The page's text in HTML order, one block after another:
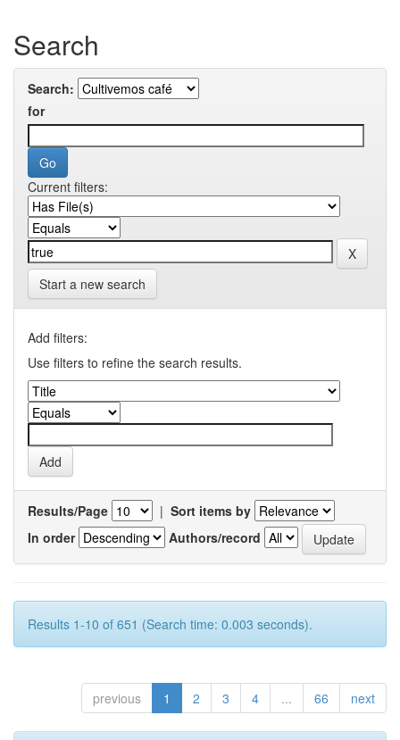
Search
Search:
for
Current filters:
Start a new search
Add filters:
Use filters to refine the search results.
Results/Page | Sort items by
In order
Authors/record
Results 1-10 of 651 (Search time: 0.003 seconds).
previous 1 2 3 4 ... 66 next